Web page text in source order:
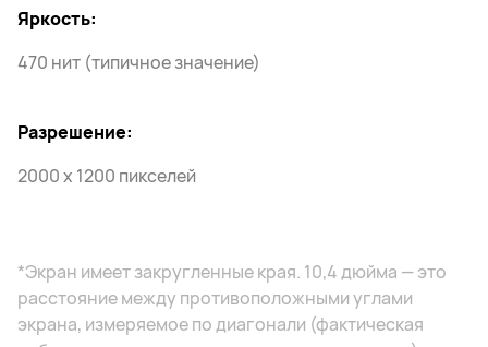
Яркость:
470 нит (типичное значение)
Разрешение:
2000 x 1200 пикселей
*Экран имеет закругленные края. 10,4 дюйма — это
расстояние между противоположными углами
экрана, измеряемое по диагонали (фактическая